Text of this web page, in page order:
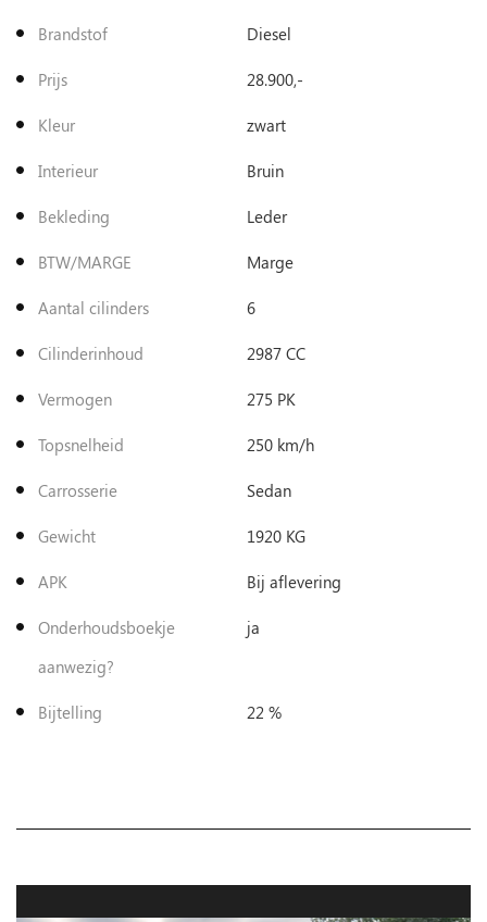
Brandstof Diesel
Prijs 28.900,-
Kleur zwart
Interieur Bruin
Bekleding Leder
BTW/MARGE Marge
Aantal cilinders 6
Cilinderinhoud 2987 CC
Vermogen 275 PK
Topsnelheid 250 km/h
Carrosserie Sedan
Gewicht 1920 KG
APK Bij aflevering
Onderhoudsboekje
aanwezig?
ja
Bijtelling 22 %